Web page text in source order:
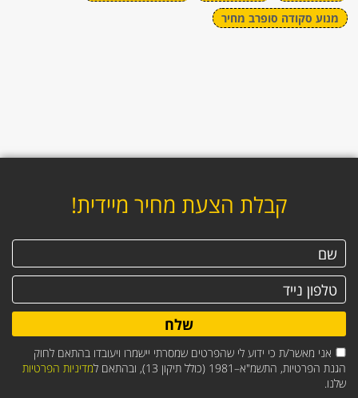
מנוע סקודה סופרב מחיר
קבלת הצעת מחיר מיידית!
אני מאשר/ת כי ידוע לי שהפרטים שמסרתי יישמרו ויעובדו בהתאם לחוק
הגנת הפרטיות, התשמ"א–1981 (כולל תיקון 13), ובהתאם ל
מדיניות הפרטיות
שלנו.
שלח